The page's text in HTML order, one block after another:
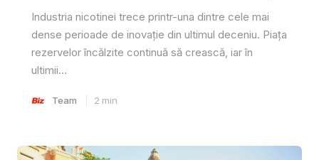
Industria nicotinei trece printr-una dintre cele mai
dense perioade de inovație din ultimul deceniu. Piața
rezervelor încălzite continuă să crească, iar în
ultimii...
Team 2 min